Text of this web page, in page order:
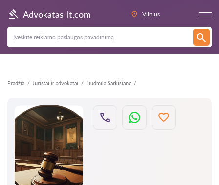
Advokatas-lt.com Vilnius
Pradžia Juristai ir advokatai Liudmila Sarkisianc
Atgal